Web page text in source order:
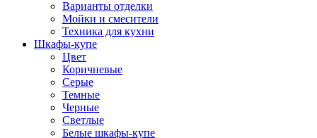
Варианты отделки
Мойки и смесители
Техника для кухни
Шкафы-купе
Цвет
Коричневые
Серые
Темные
Черные
Светлые
Белые шкафы-купе